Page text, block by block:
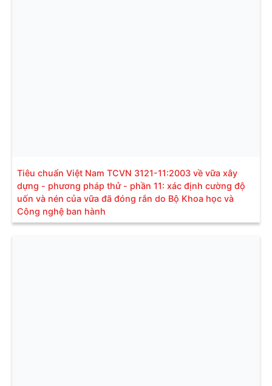
Tiêu chuẩn Việt Nam TCVN 3121-11:2003 về vữa xây
dựng - phương pháp thử - phần 11: xác định cường độ
uốn và nén của vữa đã đóng rắn do Bộ Khoa học và
Công nghệ ban hành